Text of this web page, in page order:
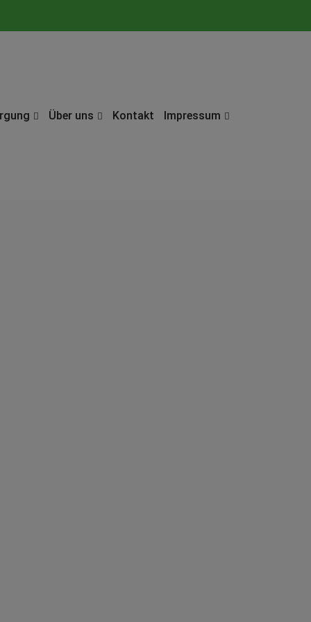
Über uns Kontakt Impressum